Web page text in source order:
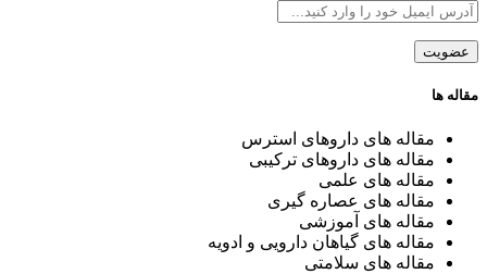
مقاله ها
مقاله های داروهای استرس
مقاله های داروهای ترکیبی
مقاله های علمی
مقاله های عصاره گیری
مقاله های آموزشی
مقاله های گیاهان دارویی و ادویه
مقاله های سلامتی